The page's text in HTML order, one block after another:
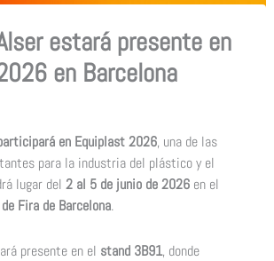
estará presente en
en Barcelona
en Equiplast 2026, una de las
para la industria del plástico y el
lugar del2 al 5 de junio de 2026 en el
Fira de Barcelona.
presente en el stand 3B91, donde